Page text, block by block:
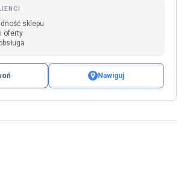
sklepu
oferty
Nawiguj